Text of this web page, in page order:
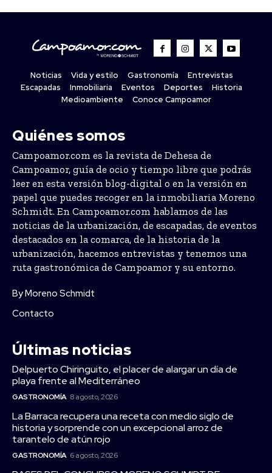
Noticias Vida y estilo Gastronomía
Entrevistas
Escapadas
Inmobiliaria Eventos Deportes
Historia
Medioambiente
Conoce Campoamor
Quiénes somos
Campoamor.com es la revista de Dehesa de
Campoamor, guía de ocio y tiempo libre que podrás
leer en esta versión blog-digital o en la versión en
papel que puedes recoger en la inmobiliaria Moreno
Schmidt. En Campoamor.com hablamos de las
noticias de la urbanización, de escapadas, de eventos
destacados en la comarca, de la historia de la
urbanización, hacemos entrevistas y tenemos una
ruta gastronómica de Campoamor y su entorno.
By Moreno Schmidt
Contacto
Últimas noticias
Delpuerto Chiringuito, el placer de alargar un día de
playa frente al Mediterráneo
GASTRONOMÍA 8 agosto, 2026
La Barraca recupera una receta con medio siglo de
historia y sorprende con un excepcional arroz de
tarantelo de atún rojo
GASTRONOMÍA 6 agosto, 2026